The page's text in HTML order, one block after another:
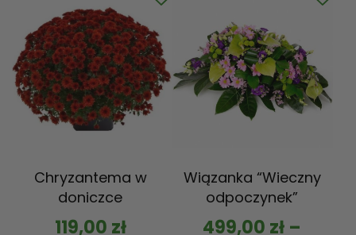
Chryzantema w
doniczce
119,00 zł
Wiązanka “Wieczny
odpoczynek”
499,00 zł –